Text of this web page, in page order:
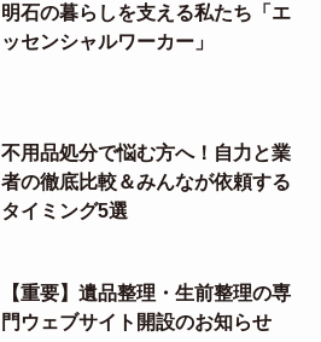
明石の暮らしを支える私たち「エ
ッセンシャルワーカー」
不用品処分で悩む方へ！自力と業
者の徹底比較＆みんなが依頼する
タイミング5選
【重要】遺品整理・生前整理の専
門ウェブサイト開設のお知らせ